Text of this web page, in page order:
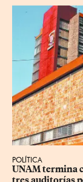
POLÍTICA
UNAM termina